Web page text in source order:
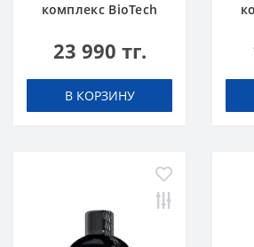
комплекс BioTech
unflavoured 300 g
23 990 тг.
В КОРЗИНУ